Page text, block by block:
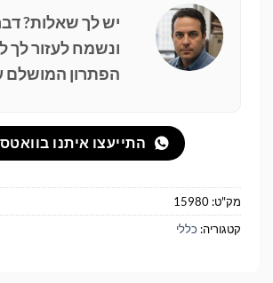
יש לך שאלות?
ונשמח לעזור לך
הפתרון המושלם
התייעצו איתנו
מק"ט: 15980
קטגוריה: כללי